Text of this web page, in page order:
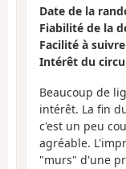
Date de la
Fiabilité de la
Facilité à
Intérêt du
Beaucoup de
intérêt. La fin
c'est un peu
agréable.
"murs" d'une